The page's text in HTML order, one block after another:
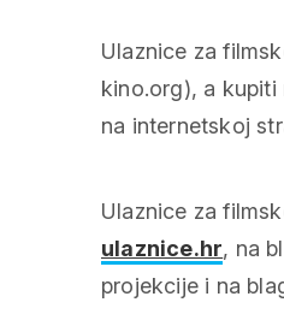
Ulaznice za
kino.org), a
na internetskoj
Ulaznice za
ulaznice.hr, na
projekcije i na